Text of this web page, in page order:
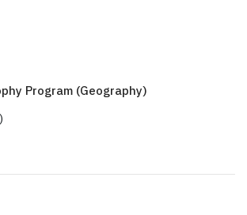
Program (Geography)